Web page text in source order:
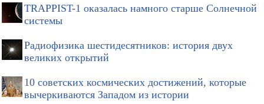
TRAPPIST-1 оказалась намного старше Солнечной
системы
Радиофизика шестидесятников: история двух
великих открытий
10 советских космических достижений, которые
вычеркиваются Западом из истории